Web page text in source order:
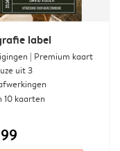
label
| Premium kaart
uit 3
10 kaarten